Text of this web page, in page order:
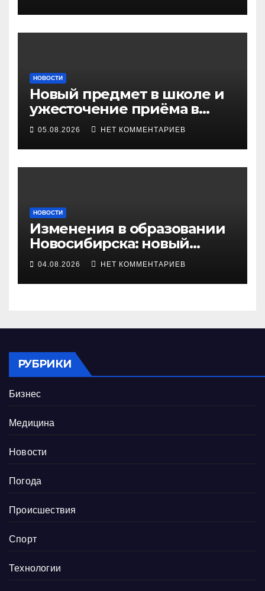
НОВОСТИ
Новый предмет в школе и
ужесточение приёма в
вузы: вызовы и решения
05.08.2026 НЕТ КОММЕНТАРИЕВ
НОВОСТИ
Изменения в образовании
Новосибирска: новый
предмет и строгий прием
04.08.2026 НЕТ КОММЕНТАРИЕВ
РУБРИКИ
Бизнес
Медицина
Новости
Погода
Происшествия
Спорт
Технологии